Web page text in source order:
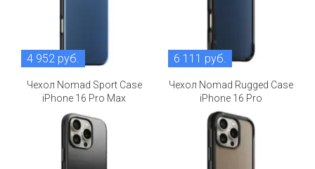
4 952 руб.
Чехол Nomad Sport Case
iPhone 16 Pro Max
6 111 руб.
Чехол Nomad Rugged Case
iPhone 16 Pro